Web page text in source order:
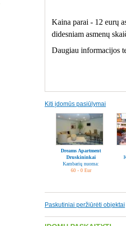
Kaina parai - 12 eurų
didesniam asmenų
Daugiau informacijos
Kiti įdomūs pasiūlymai
Dreams Apartment
Druskininkai
Kambarių nuoma:
60 - 0 Eur
Paskutiniai peržiūrėti objektai